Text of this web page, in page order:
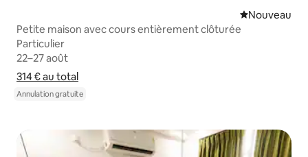
Petite maison avec cours entièrement clôturée
Particulier
Particulier
22–27 août
22–27 août
314 €au total
314 € au total
Annulation gratuite
Nouvel
Nouveau